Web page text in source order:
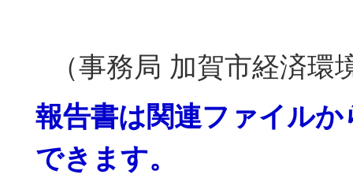
（事務局 加賀市経済環
報告書は関連ファイル
できます。